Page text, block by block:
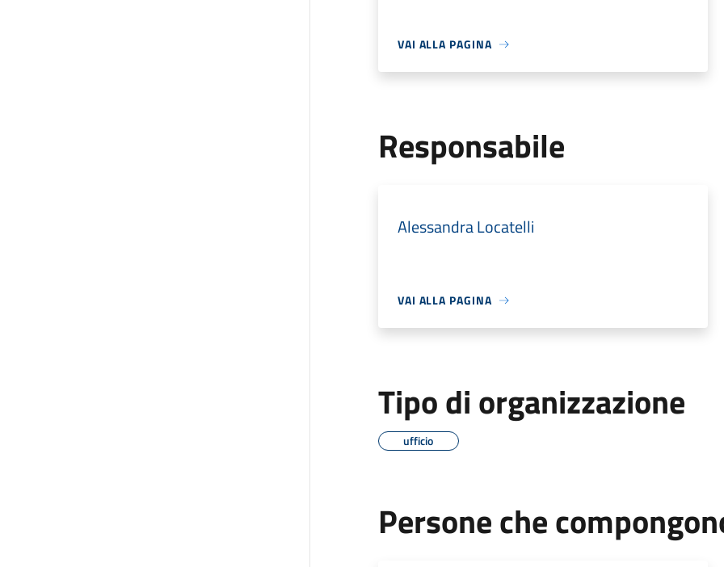
VAI ALLA PAGINA
Responsabile
Alessandra Locatelli
VAI ALLA PAGINA
Tipo di organizzazione
ufficio
Persone che